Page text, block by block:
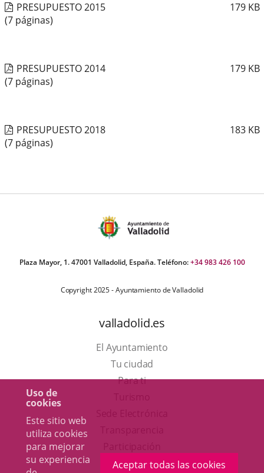
Uso de
cookies
Este sitio web
utiliza cookies
para mejorar
su experiencia
Aceptar todas las cookies
PRESUPUESTO 2015 179 KB
(7 páginas)
PRESUPUESTO 2014 179 KB
(7 páginas)
PRESUPUESTO 2018 183 KB
(7 páginas)
Plaza Mayor, 1. 47001 Valladolid, España. Teléfono:+34 983 426 100
Copyright 2025 - Ayuntamiento de Valladolid
valladolid.es
El Ayuntamiento
Tu ciudad
Para ti
en aplicación